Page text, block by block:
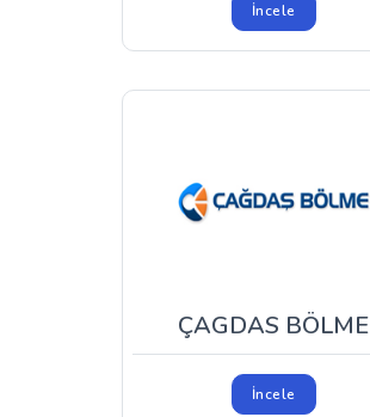
İncele
ÇAGDAS BÖLME
İncele